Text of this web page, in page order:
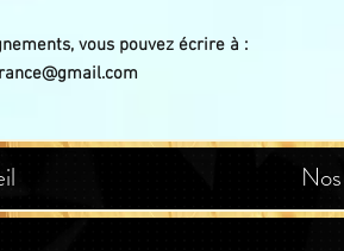
vous pouvez écrire à :